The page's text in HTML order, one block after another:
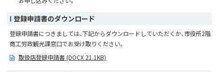
登録申請書のダウンロード
登録申請書につきましては、下記からダウンロードしていただくか、市役所2階
商工労政観光課窓口でお受け取りください。
取扱店登録申請書 (DOCX 21.1KB)